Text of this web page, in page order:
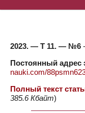
2023. — Т 11. — №6 -
Постоянный адрес
nauki.com/
Полный текст
385.6 Кбайт)